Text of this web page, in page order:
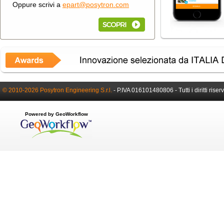
Oppure scrivi a epart@posytron.com
© 2010-2026 Posytron Engineering S.r.l. - P.IVA 016101480806 - Tutti i diritti
Powered by GeoWorkflow